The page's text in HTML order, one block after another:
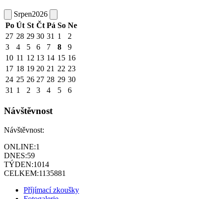
Srpen2026
Po Út St Čt Pá So Ne
27 28 29 30 31 1
2
3
4 5 6 7 8
9
10 11 12 13 14 15 16
17 18 19 20 21 22 23
24 25 26 27 28 29 30
31 1 2 3 4 5 6
Návštěvnost
Návštěvnost:
ONLINE:1
DNES:59
TÝDEN:1014
CELKEM:1135881
Příjímací zkoušky